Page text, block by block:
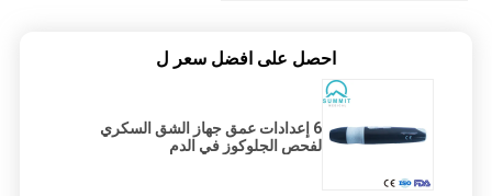
احصل على افضل سعر ل
6 إعدادات عمق جهاز الشق السكري
لفحص الجلوكوز في الدم